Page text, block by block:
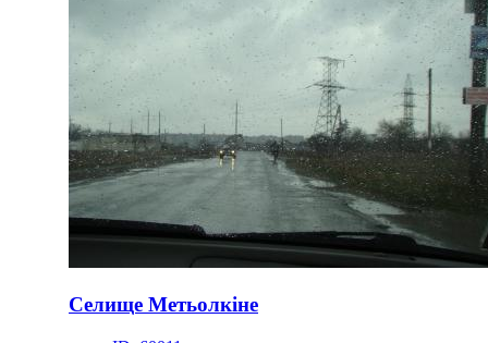
Селище Метьолкіне